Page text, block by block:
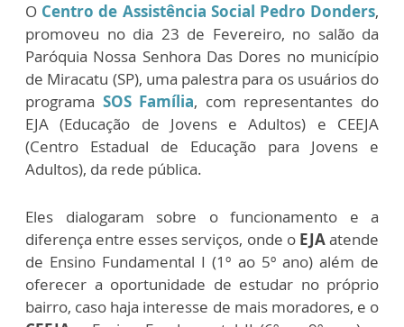
O Centro de Assistência Social Pedro Donders,
promoveu no dia 23 de Fevereiro, no salão da
Paróquia Nossa Senhora Das Dores no município
de Miracatu (SP), uma palestra para os usuários do
programa SOS Família, com representantes do
EJA (Educação de Jovens e Adultos) e CEEJA
(Centro Estadual de Educação para Jovens e
Adultos), da rede pública.
Eles dialogaram sobre o funcionamento e a
diferença entre esses serviços, onde o EJAatende
de Ensino Fundamental I (1º ao 5º ano) além de
oferecer a oportunidade de estudar no próprio
bairro, caso haja interesse de mais moradores, e o